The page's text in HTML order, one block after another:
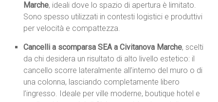
Marche, ideali dove lo spazio di apertura è limitato.
Sono spesso utilizzati in contesti logistici e produttivi
per velocità e compattezza.
Cancelli a scomparsa SEA a Civitanova Marche, scelti
da chi desidera un risultato di alto livello estetico: il
cancello scorre lateralmente all’interno del muro o di
una colonna, lasciando completamente libero
l’ingresso. Ideale per ville moderne, boutique hotel e